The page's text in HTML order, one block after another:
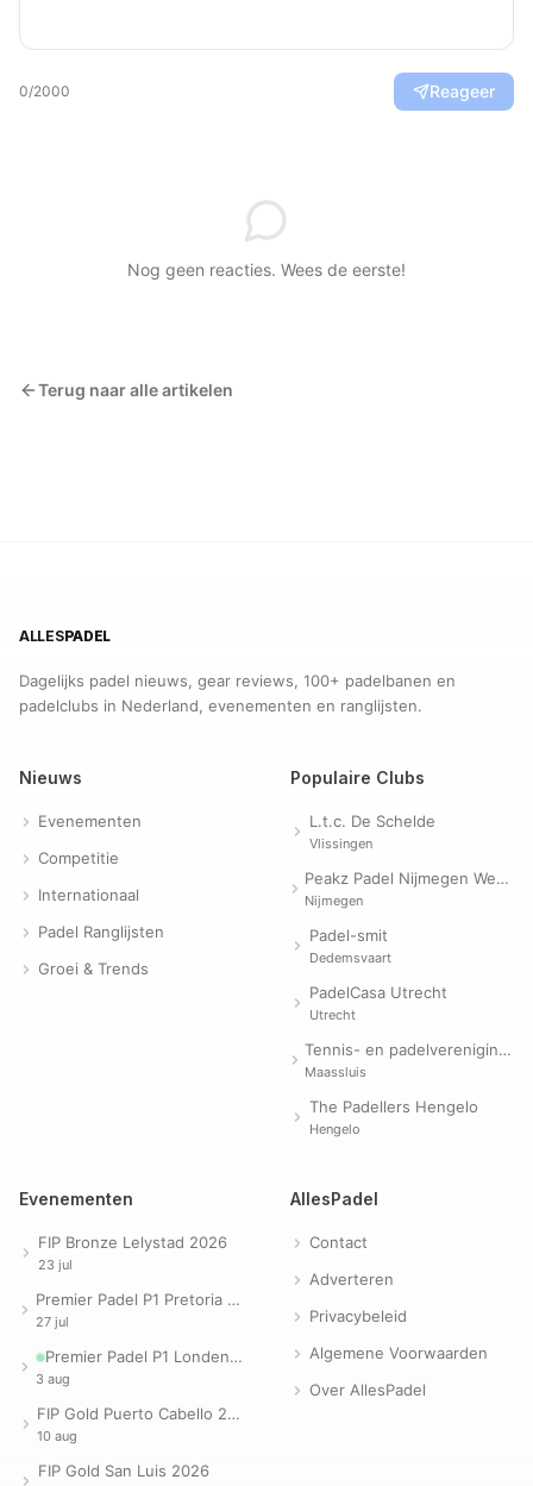
0/2000 Reageer
Nog geen reacties. Wees de eerste!
Terug naar alle artikelen
ALLESPADEL
Dagelijks padel nieuws, gear reviews, 100+ padelbanen en
padelclubs in Nederland, evenementen en ranglijsten.
Nieuws
Evenementen
Competitie
Internationaal
Padel Ranglijsten
Groei & Trends
Populaire Clubs
L.t.c. De Schelde
Vlissingen
Peakz Padel Nijmegen Westerpark | Padelclub
Nijmegen
Padel-smit
Dedemsvaart
PadelCasa Utrecht
Utrecht
Tennis- en padelvereniging Evergreen
Maassluis
The Padellers Hengelo
Hengelo
Evenementen
FIP Bronze Lelystad 2026
23 jul
Premier Padel P1 Pretoria 2026
27 jul
Premier Padel P1 Londen 2026
3 aug
FIP Gold Puerto Cabello 2026
10 aug
FIP Gold San Luis 2026
AllesPadel
Contact
Adverteren
Privacybeleid
Algemene Voorwaarden
Over AllesPadel